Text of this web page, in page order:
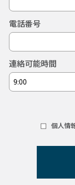
電話番号
連絡可能時間
個人情